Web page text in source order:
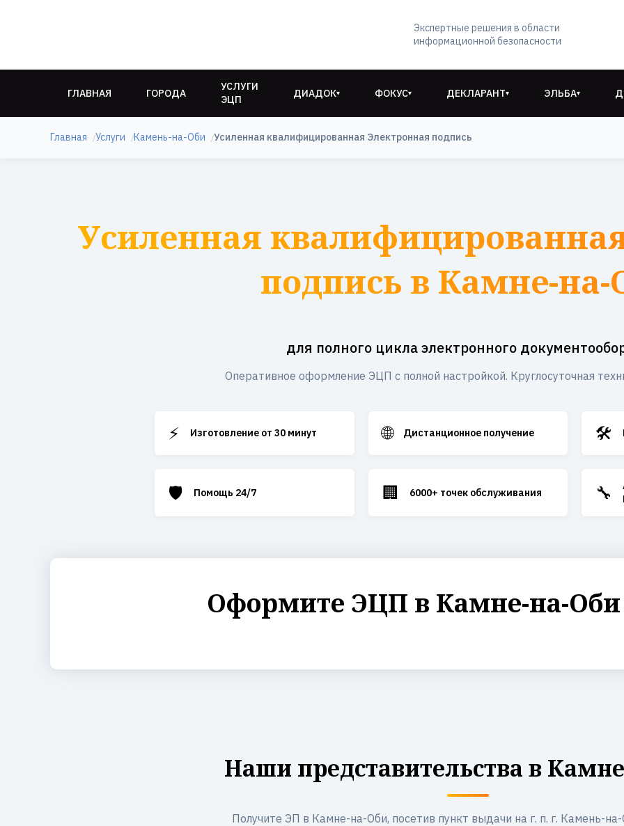
Экспертные решения в области
информационной безопасности
ГЛАВНАЯ ГОРОДА
УСЛУГИ
ЭЦП
ДИАДОК▾ ФОКУС▾ ДЕКЛАРАНТ▾ ЭЛЬБА▾
Главная Услуги Камень-на-Оби Усиленная квалифицированная Электронная подпись
Усиленная
подпись в Камне-на-
для полного цикла электронного
Оперативное оформление ЭЦП с полной настройкой. Круглосуточная
⚡ Изготовление от 30 минут 🌐 Дистанционное получение 🛠️
🛡️ Помощь 24/7 🏢 6000+ точек обслуживания 🔧
Оформите ЭЦП в Камне-на-Оби
Наши представительства в
Получите ЭП в Камне-на-Оби, посетив пункт выдачи на г. п. г. Камень-на-